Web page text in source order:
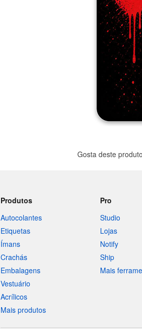
Gosta deste
Produtos
Autocolantes
Etiquetas
Ímans
Crachás
Embalagens
Vestuário
Acrílicos
Mais produtos
Pro
Studio
Lojas
Notify
Ship
Mais